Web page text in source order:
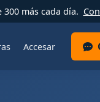
más cada día.
Accesar